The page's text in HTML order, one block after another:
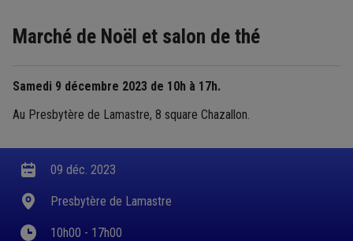
Marché de Noël et salon de thé
Samedi 9 décembre 2023 de 10h à 17h.
Au Presbytère de Lamastre, 8 square Chazallon.
09 déc. 2023
Presbytère de Lamastre
10h00 - 17h00